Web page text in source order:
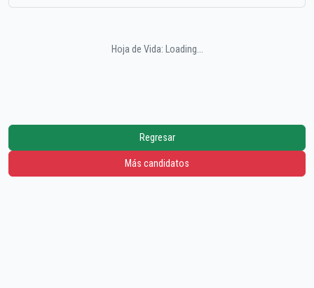
Hoja de Vida: Loading...
Regresar
Más candidatos